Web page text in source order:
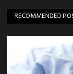
RECOMMENDED